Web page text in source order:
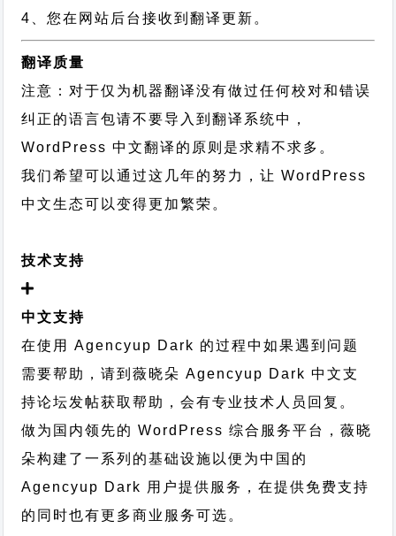
4、您在网站后台接收到翻译更新。
翻译质量
注意：对于仅为机器翻译没有做过任何校对和错误
纠正的语言包请不要导入到翻译系统中，
WordPress 中文翻译的原则 是求精不求多。
我们希望可以通过这几年的努力，让 WordPress
中文生态可以变得更加繁荣。
技术支持
中文支持
在使用 Agencyup Dark 的过程中如果遇到问题
需要帮助，请到薇晓朵 Agencyup Dark 中文支
持论坛发帖获取帮助，会有专业技术人员回复。
做为国内领先的 WordPress 综合服务平台，薇晓
朵构建了一系列的基础设施以便为中国的
Agencyup Dark 用户提供服务，在提供免费支持
的同时也有更多商业服务可选。